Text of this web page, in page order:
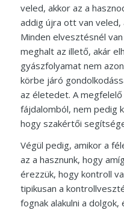
veled, akkor az a
addig újra ott van
Minden elvesztésnél
meghalt az illető, akár
gyászfolyamat nem
körbe járó
az életedet. A
fájdalomból, nem pedig
hogy szakértői
Végül pedig, amikor a
az a hasznunk, hogy
érezzük, hogy kontroll
tipikusan a
fognak alakulni a